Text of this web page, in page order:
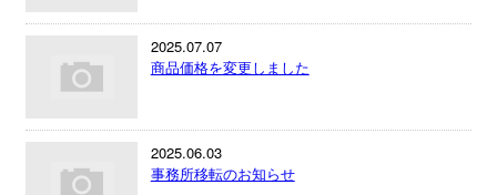
2025.07.07
商品価格を変更しました
2025.06.03
事務所移転のお知らせ